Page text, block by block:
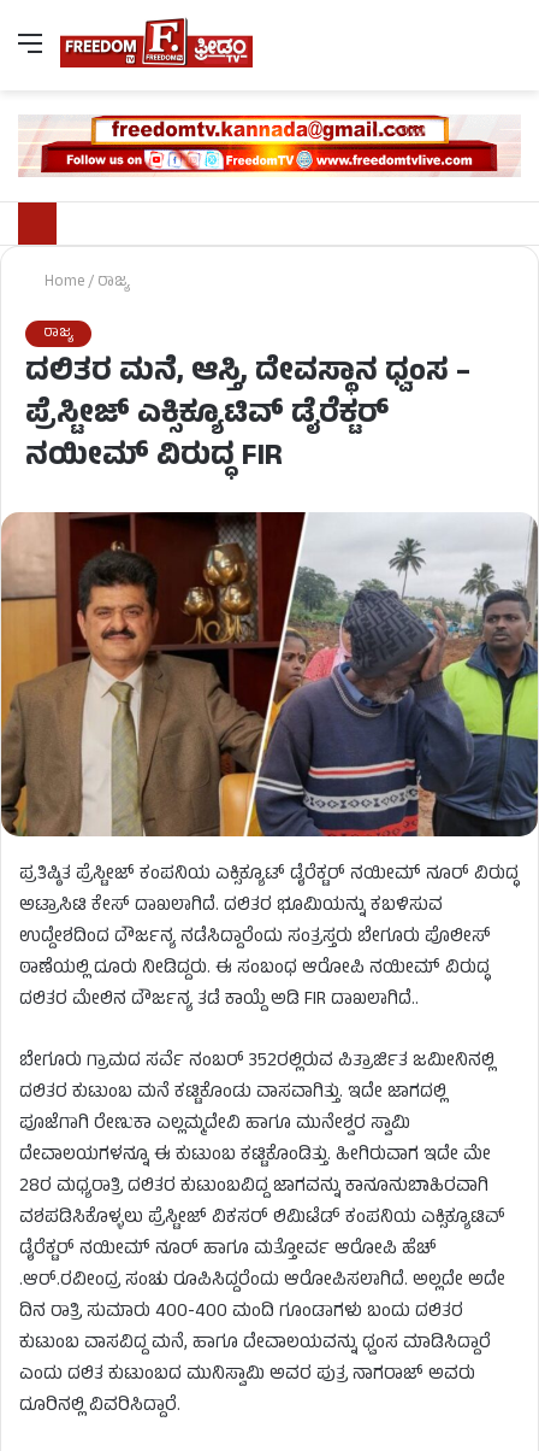
Home/ರಾಜ್ಯ
ರಾಜ್ಯ
ದಲಿತರ ಮನೆ, ಆಸ್ತಿ, ದೇವಸ್ಥಾನ ಧ್ವಂಸ –
ಪ್ರೆಸ್ಟೀಜ್ ಎಕ್ಸಿಕ್ಯೂಟಿವ್ ಡೈರೆಕ್ಟರ್
ನಯೀಮ್ ವಿರುದ್ಧ FIR
ಪ್ರತಿಷ್ಠಿತ ಪ್ರೆಸ್ಟೀಜ್ ಕಂಪನಿಯ ಎಕ್ಸಿಕ್ಯೂಟ್ ಡೈರೆಕ್ಟರ್ ನಯೀಮ್ ನೂರ್ ವಿರುದ್ಧ
ಅಟ್ರಾಸಿಟಿ ಕೇಸ್ ದಾಖಲಾಗಿದೆ. ದಲಿತರ ಭೂಮಿಯನ್ನು ಕಬಳಿಸುವ
ಉದ್ದೇಶದಿಂದ ದೌರ್ಜನ್ಯ ನಡೆಸಿದ್ದಾರೆಂದು ಸಂತ್ರಸ್ತರು ಬೇಗೂರು ಪೊಲೀಸ್
ಠಾಣೆಯಲ್ಲಿ ದೂರು ನೀಡಿದ್ದರು. ಈ ಸಂಬಂಧ ಆರೋಪಿ ನಯೀಮ್ ವಿರುದ್ಧ
ದಲಿತರ ಮೇಲಿನ ದೌರ್ಜನ್ಯ ತಡೆ ಕಾಯ್ದೆ ಅಡಿ FIR ದಾಖಲಾಗಿದೆ..
ಬೇಗೂರು ಗ್ರಾಮದ ಸರ್ವೆ ನಂಬರ್ 352ರಲ್ಲಿರುವ ಪಿತ್ರಾರ್ಜಿತ ಜಮೀನಿನಲ್ಲಿ
ದಲಿತರ ಕುಟುಂಬ ಮನೆ ಕಟ್ಟಿಕೊಂಡು ವಾಸವಾಗಿತ್ತು. ಇದೇ ಜಾಗದಲ್ಲಿ
ಪೂಜೆಗಾಗಿ ರೇಣುಕಾ ಎಲ್ಲಮ್ಮದೇವಿ ಹಾಗೂ ಮುನೇಶ್ವರ ಸ್ವಾಮಿ
ದೇವಾಲಯಗಳನ್ನೂ ಈ ಕುಟುಂಬ ಕಟ್ಟಿಕೊಂಡಿತ್ತು. ಹೀಗಿರುವಾಗ ಇದೇ ಮೇ
28ರ ಮಧ್ಯರಾತ್ರಿ ದಲಿತರ ಕುಟುಂಬವಿದ್ದ ಜಾಗವನ್ನು ಕಾನೂನುಬಾಹಿರವಾಗಿ
ವಶಪಡಿಸಿಕೊಳ್ಳಲು ಪ್ರೆಸ್ಟೀಜ್ ವಿಕಸರ್ ಲಿಮಿಟೆಡ್​​ ಕಂಪನಿಯ ಎಕ್ಸಿಕ್ಯೂಟಿವ್
ಡೈರೆಕ್ಟರ್ ನಯೀಮ್ ನೂರ್ ಹಾಗೂ ಮತ್ತೋರ್ವ ಆರೋಪಿ ಹೆಚ್​
.ಆರ್.ರವೀಂದ್ರ ಸಂಚು ರೂಪಿಸಿದ್ದರೆಂದು ಆರೋಪಿಸಲಾಗಿದೆ. ಅಲ್ಲದೇ ಅದೇ
ದಿನ ರಾತ್ರಿ ಸುಮಾರು 400-400 ಮಂದಿ ಗೂಂಡಾಗಳು ಬಂದು ದಲಿತರ
ಕುಟುಂಬ ವಾಸವಿದ್ದ ಮನೆ, ಹಾಗೂ ದೇವಾಲಯವನ್ನು ಧ್ವಂಸ ಮಾಡಿಸಿದ್ದಾರೆ
ಎಂದು ದಲಿತ ಕುಟುಂಬದ ಮುನಿಸ್ವಾಮಿ ಅವರ ಪುತ್ರ ನಾಗರಾಜ್ ಅವರು
ದೂರಿನಲ್ಲಿ ವಿವರಿಸಿದ್ದಾರೆ.